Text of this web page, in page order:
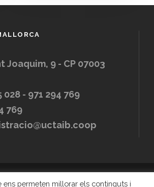
Joaquim, 9 - CP 07003
028 - 971 294 769
769
ens permeten millorar els continguts i